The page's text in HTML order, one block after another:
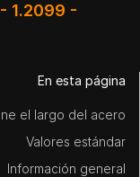
1.2099 -
En esta página
el largo del acero
Valores estándar
Información general